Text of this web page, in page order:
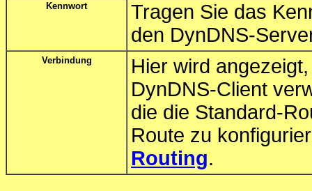
Kennwort
Tragen Sie das
den DynDNS-
Verbindung
Hier wird
DynDNS-Client
die die Standard-
Route zu
Routing.